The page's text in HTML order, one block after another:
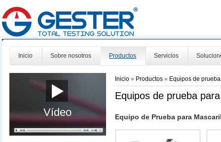
Inicio Sobre nosotros Productos Servicios
Vídeo
Inicio » Productos» Equipos de
Equipos de prueba
Equipo de Prueba para